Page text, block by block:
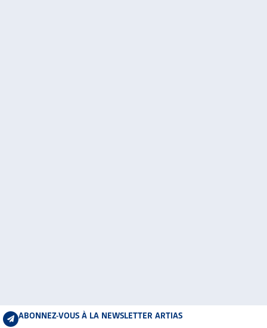
ABONNEZ-VOUS À LA NEWSLETTER ARTIAS